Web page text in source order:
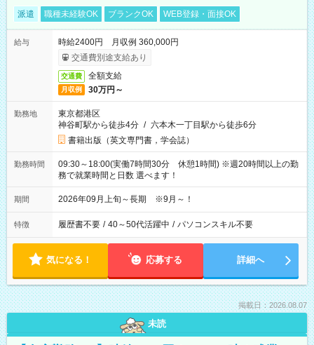
派遣 職種未経験OK ブランクOK WEB登録・面接OK
給与
時給2400円 月収例 360,000円
交通費別途支給あり
交通費 全額支給
月収例 30万円～
勤務地
東京都港区
神谷町駅から徒歩4分 / 六本木一丁目駅から徒歩6分
書籍出版（英文専門書，学会誌）
勤務時間
09:30～18:00(実働7時間30分 休憩1時間) ※週20時間以上の勤
務で就業時間と日数 選べます！
期間 2026年09月上旬～長期 ※9月～！
特徴 履歴書不要 / 40～50代活躍中 / パソコンスキル不要
気になる！ 応募する 詳細へ
掲載日：2026.08.07
未読